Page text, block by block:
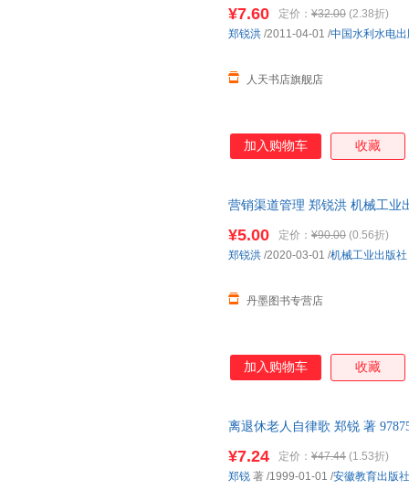
¥7.60 定价： ¥32.00 (2.38折)
人天书店旗舰店
郑锐洪 /2011-04-01 /中国水利水电
加入购物车 收藏
营销渠道管理 郑锐洪 机械工业
¥5.00 定价： ¥90.00 (0.56折)
丹墨图书专营店
郑锐洪 /2020-03-01 /机械工业出版社
加入购物车 收藏
离退休老人自律歌 郑锐 著
¥7.24 定价： ¥47.44 (1.53折)
郑锐 著 /1999-01-01 /安徽教育出版社